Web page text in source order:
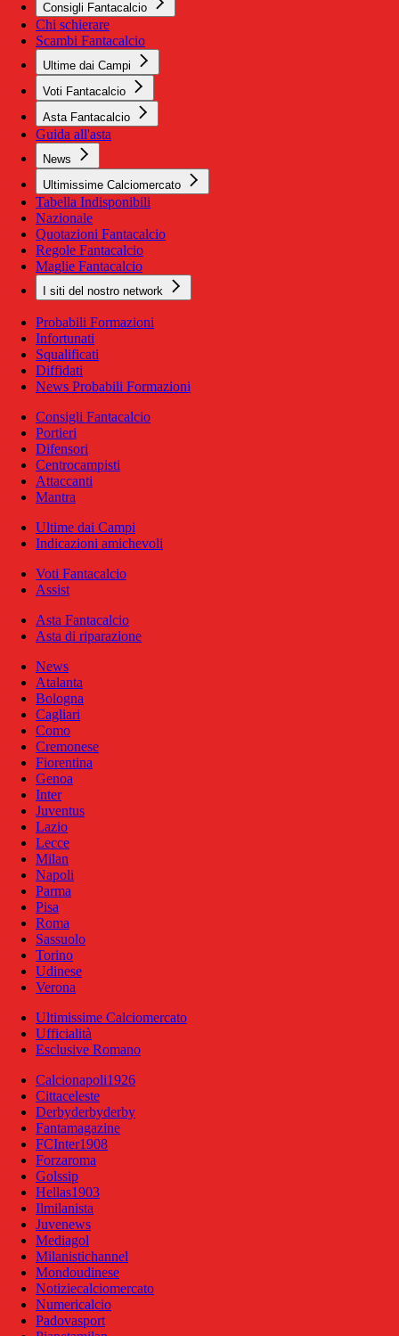
Consigli Fantacalcio
Chi schierare
Scambi Fantacalcio
Ultime dai Campi
Voti Fantacalcio
Asta Fantacalcio
Guida all'asta
News
Ultimissime Calciomercato
Tabella Indisponibili
Nazionale
Quotazioni Fantacalcio
Regole Fantacalcio
Maglie Fantacalcio
I siti del nostro network
Probabili Formazioni
Infortunati
Squalificati
Diffidati
News Probabili Formazioni
Consigli Fantacalcio
Portieri
Difensori
Centrocampisti
Attaccanti
Mantra
Ultime dai Campi
Indicazioni amichevoli
Voti Fantacalcio
Assist
Asta Fantacalcio
Asta di riparazione
News
Atalanta
Bologna
Cagliari
Como
Cremonese
Fiorentina
Genoa
Inter
Juventus
Lazio
Lecce
Milan
Napoli
Parma
Pisa
Roma
Sassuolo
Torino
Udinese
Verona
Ultimissime Calciomercato
Ufficialità
Esclusive Romano
Calcionapoli1926
Cittaceleste
Derbyderbyderby
Fantamagazine
FCInter1908
Forzaroma
Golssip
Hellas1903
Ilmilanista
Juvenews
Mediagol
Milanistichannel
Mondoudinese
Notiziecalciomercato
Numericalcio
Padovasport